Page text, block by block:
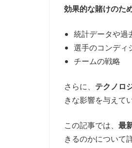
効果的な賭けのた
統計データや過
選手のコンディ
チームの戦略
さらに、 テクノロ
きな影響を与えて
この記事では、 最
きるのかについて